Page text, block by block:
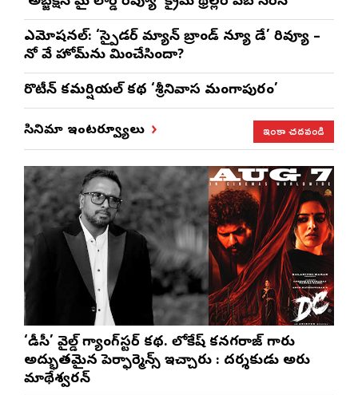
ఎమోష‌న‌ల్‌: ‘స్పైడర్ మ్యాన్ బ్రాండ్ న్యూ డే’ రివ్యూ –
నో వే హోమ్‌ను మించేసిందా?
రొటీన్‌ కమర్షియల్‌ కథ ‘శ్రీనివాస మంగాపురం’
సినిమా ఇంటర్వ్యూలు ఇంకా చదవండి
‘డీసీ’ వైల్డ్ గ్యాంగ్‌స్టర్ కథ. లోకేష్ కనగరాజ్ గారు
అద్భుతమైన పెర్ఫార్మెన్స్ ఇచ్చారు : దర్శకుడు అరుణ్
మాథేశ్వరన్